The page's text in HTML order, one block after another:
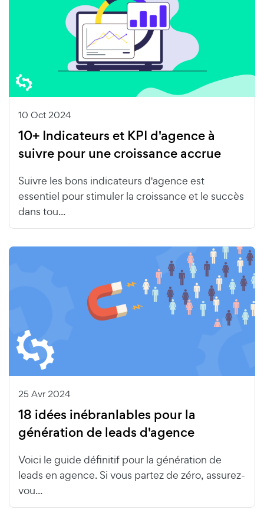
10 Oct 2024
10+ Indicateurs et KPI d'agence à
suivre pour une croissance accrue
Suivre les bons indicateurs d'agence est
essentiel pour stimuler la croissance et le succès
dans tou...
25 Avr 2024
18 idées inébranlables pour la
génération de leads d'agence
Voici le guide définitif pour la génération de
leads en agence. Si vous partez de zéro, assurez-
vou...